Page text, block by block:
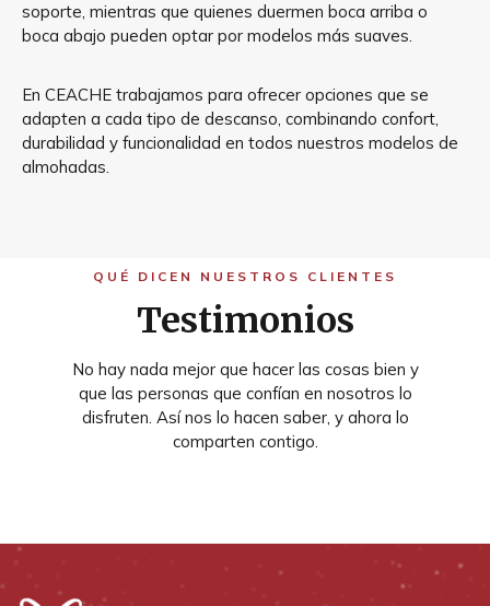
soporte, mientras que quienes duermen boca arriba o
boca abajo pueden optar por modelos más suaves.
En CEACHE trabajamos para ofrecer opciones que se
adapten a cada tipo de descanso, combinando confort,
durabilidad y funcionalidad en todos nuestros modelos de
almohadas.
QUÉ DICEN NUESTROS CLIENTES
Testimonios
No hay nada mejor que hacer las cosas bien y
que las personas que confían en nosotros lo
disfruten. Así nos lo hacen saber, y ahora lo
comparten contigo.